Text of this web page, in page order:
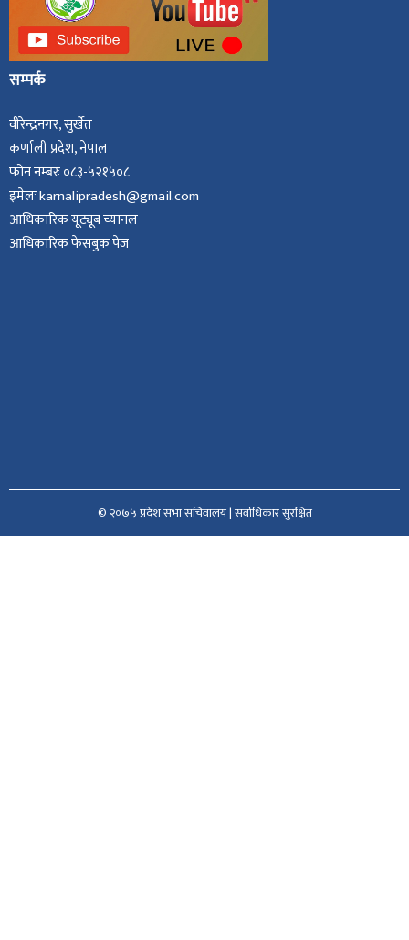
सम्पर्क
वीरेन्द्रनगर, सुर्खेत
कर्णाली प्रदेश, नेपाल
फोन नम्बरः ०८३-५२१५०८
इमेलः karnalipradesh@gmail.com
आधिकारिक यूट्यूब च्यानल
आधिकारिक फेसबुक पेज
© २०७५ प्रदेश सभा सचिवालय | सर्वाधिकार सुरक्षित